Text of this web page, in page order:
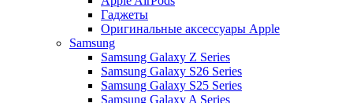
Гаджеты
Оригинальные аксессуары Apple
Samsung
Samsung Galaxy Z Series
Samsung Galaxy S26 Series
Samsung Galaxy S25 Series
Samsung Galaxy A Series